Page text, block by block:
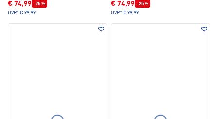
€ 74,99 -25 %
UVP* € 99,99
€ 74,99 -25 %
UVP* € 99,99